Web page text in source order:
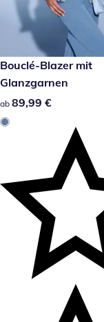
89,99 €
Bouclé-Blazer mit
Glanzgarnen
89,99 €
ab 89,99 €